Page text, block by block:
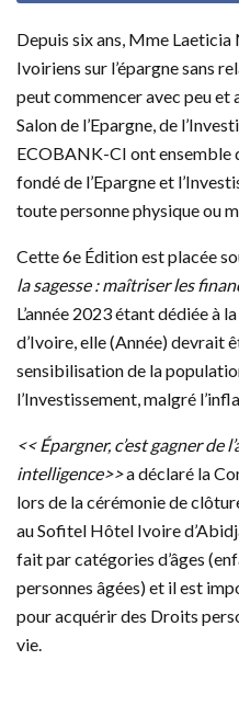
Depuis six ans, Mme
Ivoiriens sur l’épargne sans
peut commencer avec peu et
Salon de l’Epargne, de
ECOBANK-CI ont ensemble
fondé de l’Epargne et
toute personne physique ou
Cette 6e Édition est placée
la sagesse : maîtriser les
L’année 2023 étant dédiée à
d’Ivoire, elle (Année) devrait
sensibilisation de la
l’Investissement, malgré
<< Épargner, c’est gagner de
intelligence>>a déclaré la
lors de la cérémonie de
au Sofitel Hôtel Ivoire
fait par catégories d’âges
personnes âgées) et il est
pour acquérir des Droits
vie.